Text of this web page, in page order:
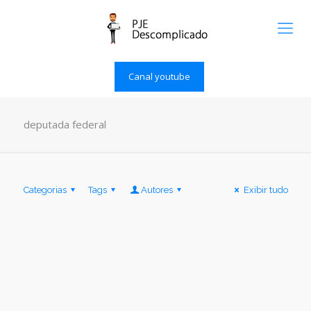
Canal youtube
deputada federal
Categorias Tags Autores Exibir tudo